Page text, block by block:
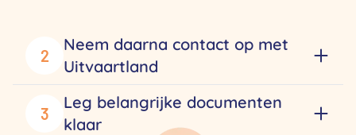
2
Neem daarna contact op met
Uitvaartland
3
Leg belangrijke documenten
klaar